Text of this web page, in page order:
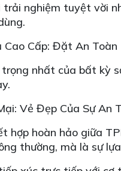
nghiệm tuyệt vời
Cấp: Đặt An
nhất của bất kỳ
Vẻ Đẹp Của Sự An
hợp hoàn hảo giữa
thường, mà là sự